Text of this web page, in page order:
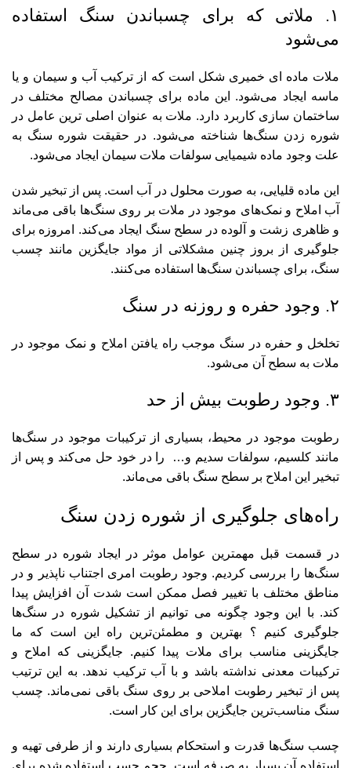
۱. ملاتی که برای چسباندن سنگ استفاده
می‌شود
ملات ماده ای خمیری شکل است که از ترکیب آب و سیمان و یا
ماسه ایجاد می‌شود. این ماده برای چسباندن مصالح مختلف در
ساختمان سازی کاربرد دارد. ملات به عنوان اصلی ترین عامل در
شوره زدن سنگ‌ها شناخته می‌شود. در حقیقت شوره سنگ به
علت وجود ماده شیمیایی سولفات ملات سیمان ایجاد می‌شود.
این ماده قلیایی، به صورت محلول در آب است. پس از تبخیر شدن
آب املاح و نمک‌های موجود در ملات بر روی سنگ‌ها باقی می‌ماند
و ظاهری زشت و آلوده در سطح سنگ ایجاد می‌کند. امروزه برای
جلوگیری از بروز چنین مشکلاتی از مواد جایگزین مانند چسب
سنگ، برای چسباندن سنگ‌ها استفاده می‌کنند.
۲. وجود حفره و روزنه در سنگ
تخلخل و حفره در سنگ‌ موجب راه یافتن املاح و نمک موجود در
ملات به سطح آن می‌شود.
۳. وجود رطوبت بیش از حد
رطوبت موجود در محیط، بسیاری از ترکیبات موجود در سنگ‌ها
مانند کلسیم، سولفات سدیم و… را در خود حل می‌کند و پس از
تبخیر این املاح بر سطح سنگ باقی می‌ماند.
راه‌های جلوگیری از شوره زدن سنگ
در قسمت قبل مهمترین عوامل موثر در ایجاد شوره در سطح
سنگ‌ها را بررسی کردیم. وجود رطوبت امری اجتناب ناپذیر و در
مناطق مختلف با تغییر فصل ممکن است شدت آن افزایش پیدا
کند. با این وجود چگونه می توانیم از تشکیل شوره در سنگ‌ها
جلوگیری کنیم ؟ بهترین و مطمئن‌ترین راه این است که ما
جایگزینی مناسب برای ملات پیدا کنیم. جایگزینی که املاح و
ترکیبات معدنی نداشته باشد و با آب ترکیب ندهد. به این ترتیب
پس از تبخیر رطوبت املاحی بر روی سنگ باقی نمی‌ماند. چسب
سنگ مناسب‌ترین جایگزین برای این کار است.
چسب سنگ‌ها قدرت و استحکام بسیاری دارند و از طرفی تهیه و
استفاده آن بسیار به صرفه است. حجم چسب استفاده شده برای